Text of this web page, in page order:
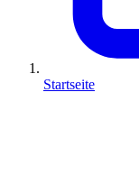
Startseite